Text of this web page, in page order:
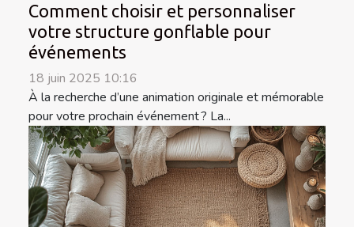
Comment choisir et personnaliser
votre structure gonflable pour
événements
18 juin 2025 10:16
À la recherche d’une animation originale et mémorable
pour votre prochain événement ? La...